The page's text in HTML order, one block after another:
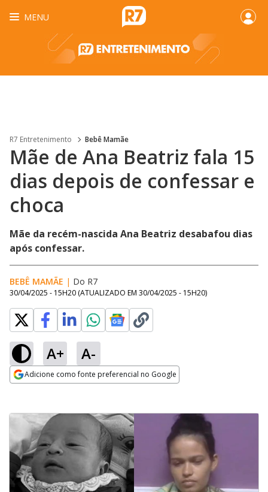
MENU
R7 Entretenimento Bebê Mamãe
Mãe de Ana Beatriz fala 15
dias depois de confessar e
choca
Mãe da recém-nascida Ana Beatriz desabafou dias
após confessar.
BEBÊ MAMÃE | Do R7
30/04/2025 - 15H20 (ATUALIZADO EM 30/04/2025 - 15H20)
A+ A-
Adicione como fonte preferencial no Google